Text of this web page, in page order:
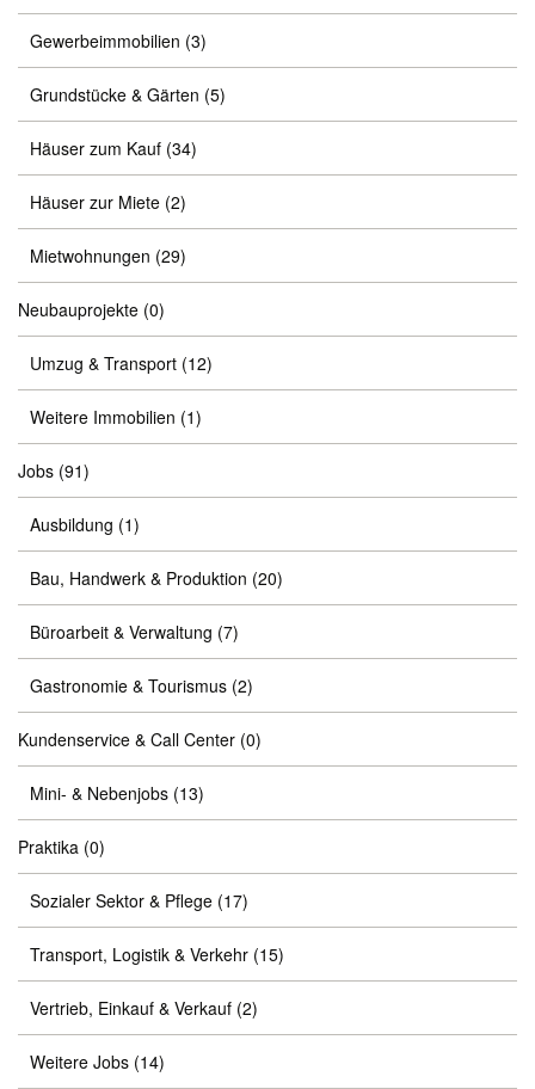
Gewerbeimmobilien (3)
Grundstücke & Gärten (5)
Häuser zum Kauf (34)
Häuser zur Miete (2)
Mietwohnungen (29)
Neubauprojekte (0)
Umzug & Transport (12)
Weitere Immobilien (1)
Jobs (91)
Ausbildung (1)
Bau, Handwerk & Produktion (20)
Büroarbeit & Verwaltung (7)
Gastronomie & Tourismus (2)
Kundenservice & Call Center (0)
Mini- & Nebenjobs (13)
Praktika (0)
Sozialer Sektor & Pflege (17)
Transport, Logistik & Verkehr (15)
Vertrieb, Einkauf & Verkauf (2)
Weitere Jobs (14)